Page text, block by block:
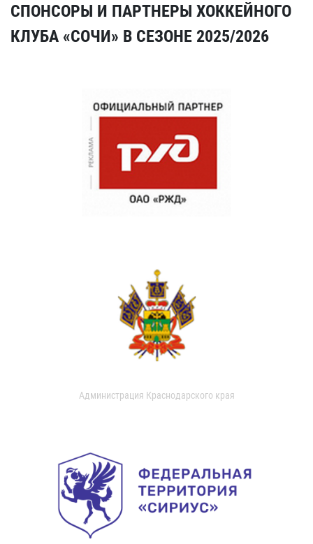
СПОНСОРЫ И ПАРТНЕРЫ ХОККЕЙНОГО
КЛУБА «СОЧИ» В СЕЗОНЕ 2025/2026
Администрация Краснодарского края